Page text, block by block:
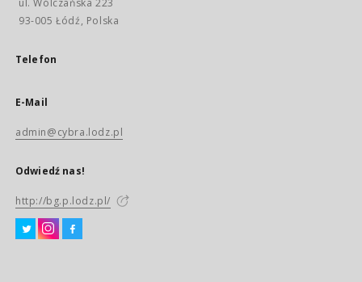
ul. Wólczańska 223
93-005 Łódź, Polska
Telefon
E-Mail
admin@cybra.lodz.pl
Odwiedź nas!
http://bg.p.lodz.pl/